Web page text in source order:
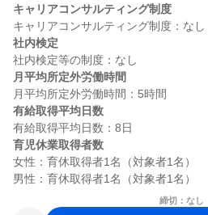
キャリアコンサルティング制度
社内検定
月平均所定外労働時間
有給取得平均日数
育児休業取得者数
女性：育休取得者1名（対象者1名）
締切：なし